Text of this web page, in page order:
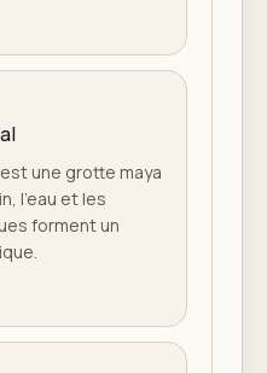
une grotte maya
l'eau et les
forment un